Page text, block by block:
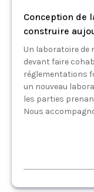
Conception de
construire
Un laboratoire de
devant faire
réglementations
un nouveau
les parties
Nous